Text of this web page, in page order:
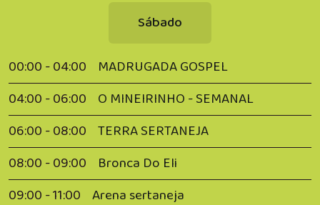
Sábado
00:00 - 04:00
MADRUGADA GOSPEL
04:00 - 06:00 O MINEIRINHO - SEMANAL
06:00 - 08:00 TERRA SERTANEJA
08:00 - 09:00
Bronca Do Eli
09:00 - 11:00 Arena sertaneja